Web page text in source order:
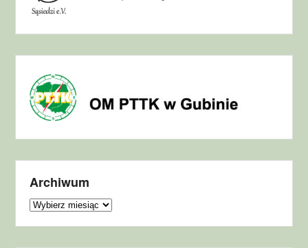
Archiwum
Archiwum